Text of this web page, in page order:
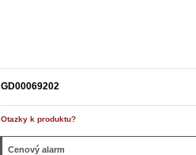
GD00069202
Otazky k produktu?
Cenový alarm